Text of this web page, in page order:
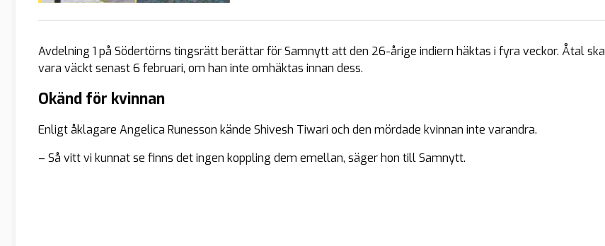
Avdelning 1 på Södertörns tingsrätt berättar för Samnytt att den 26-årige indiern häktas i fyra veckor. Åtal ska
vara väckt senast 6 februari, om han inte omhäktas innan dess.
Okänd för kvinnan
Enligt åklagare Angelica Runesson kände Shivesh Tiwari och den mördade kvinnan inte varandra.
– Så vitt vi kunnat se finns det ingen koppling dem emellan, säger hon till Samnytt.